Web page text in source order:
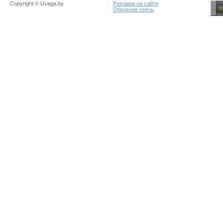
Copyright © Uvaga.by
Реклама на сайте
Обратная связь